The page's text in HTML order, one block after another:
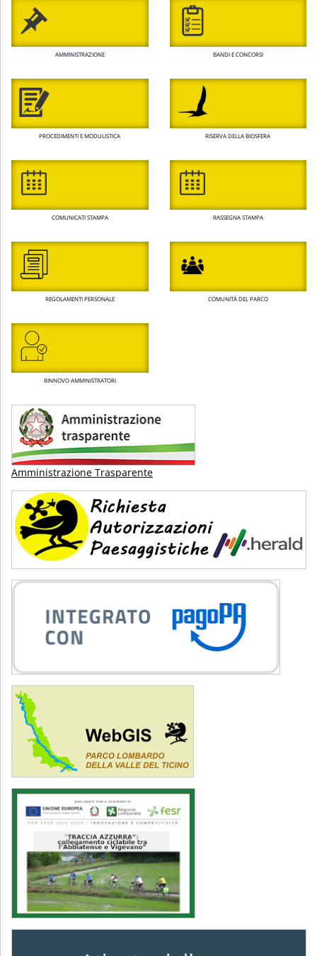
AMMINISTRAZIONE BANDI E CONCORSI
PROCEDIMENTI E MODULISTICA RISERVA DELLA BIOSFERA
COMUNICATI STAMPA RASSEGNA STAMPA
REGOLAMENTI PERSONALE COMUNITÀ DEL PARCO
RINNOVO AMMINISTRATORI
Amministrazione Trasparente